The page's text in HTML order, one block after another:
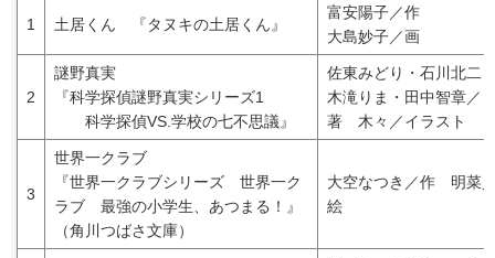
1 土居くん 『タヌキの土居くん』
富安陽子／作
大島妙子／画
2
謎野真実
『科学探偵謎野真実シリーズ1
科学探偵VS.学校の七不思議』
佐東みどり・石川北二
木滝りま・田中智章／
著 木々／イラスト
3
世界一クラブ
『世界一クラブシリーズ 世界一ク
ラブ 最強の小学生、あつまる！』
（角川つばさ文庫）
大空なつき／作 明菜
絵